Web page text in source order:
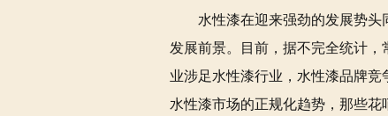
水性漆在迎来强劲的发展势
发展前景。目前，据不完全统计
业涉足水性漆行业，水性漆品牌
水性漆市场的正规化趋势，那些花